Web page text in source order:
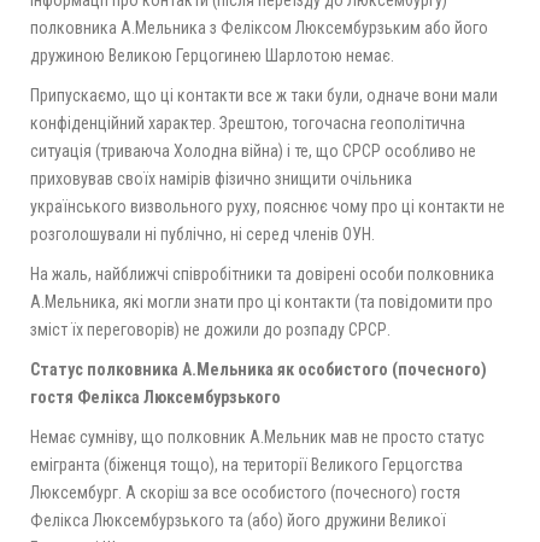
полковника А.Мельника з Феліксом Люксембурзьким або його
дружиною Великою Герцогинею Шарлотою немає.
Припускаємо, що ці контакти все ж таки були, одначе вони мали
конфіденційний характер. Зрештою, тогочасна геополітична
ситуація (триваюча Холодна війна) і те, що СРСР особливо не
приховував своїх намірів фізично знищити очільника
українського визвольного руху, пояснює чому про ці контакти не
розголошували ні публічно, ні серед членів ОУН.
На жаль, найближчі співробітники та довірені особи полковника
А.Мельника, які могли знати про ці контакти (та повідомити про
зміст їх переговорів) не дожили до розпаду СРСР.
Статус полковника А.Мельника як особистого (почесного)
гостя Фелікса Люксембурзького
Немає сумніву, що полковник А.Мельник мав не просто статус
емігранта (біженця тощо), на території Великого Герцогства
Люксембург. А скоріш за все особистого (почесного) гостя
Фелікса Люксембурзького та (або) його дружини Великої